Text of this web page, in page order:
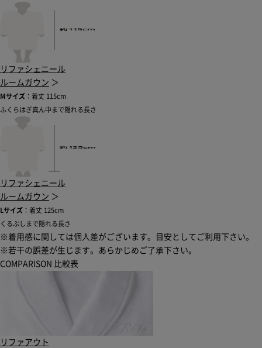
リファシェニール
ルームガウン ＞
Mサイズ ：着丈 115cm
ふくらはぎ真ん中まで隠れる長さ
リファシェニール
ルームガウン ＞
Lサイズ ：着丈 125cm
くるぶしまで隠れる長さ
※着用感に関しては個人差がございます。目安としてご利用下さい。
※若干の誤差が生じます。あらかじめご了承下さい。
COMPARISON 比較表
リファアウト